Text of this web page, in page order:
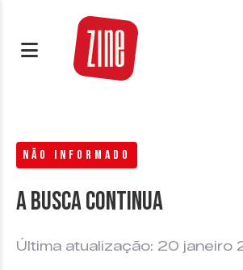
NÃO INFORMADO
A busca continua
Última atualização: 20 janeiro